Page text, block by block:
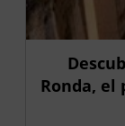
Ronda, el